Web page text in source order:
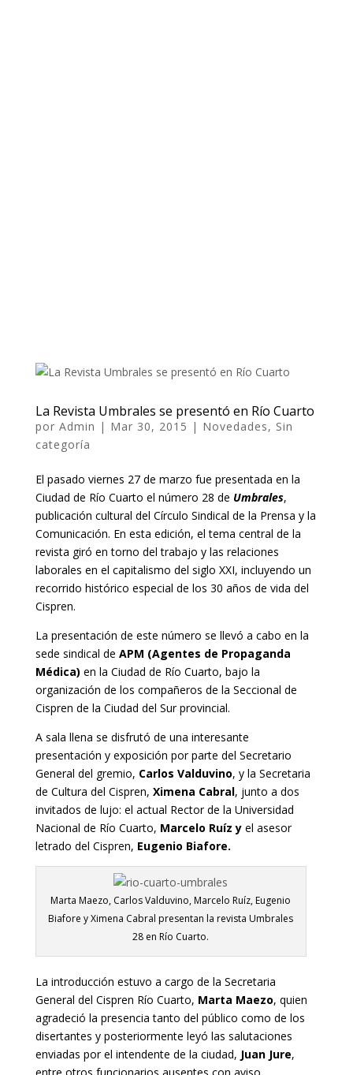
La Revista Umbrales se presentó en Río Cuarto
por Admin | Mar 30, 2015 | Novedades, Sin
categoría
El pasado viernes 27 de marzo fue presentada en la
Ciudad de Río Cuarto el número 28 de Umbrales,
publicación cultural del Círculo Sindical de la Prensa y la
Comunicación. En esta edición, el tema central de la
revista giró en torno del trabajo y las relaciones
laborales en el capitalismo del siglo XXI, incluyendo un
recorrido histórico especial de los 30 años de vida del
Cispren.
La presentación de este número se llevó a cabo en la
sede sindical de APM (Agentes de Propaganda
Médica) en la Ciudad de Río Cuarto, bajo la
organización de los compañeros de la Seccional de
Cispren de la Ciudad del Sur provincial.
A sala llena se disfrutó de una interesante
presentación y exposición por parte del Secretario
General del gremio, Carlos Valduvino, y la Secretaria
de Cultura del Cispren, Ximena Cabral, junto a dos
invitados de lujo: el actual Rector de la Universidad
Nacional de Río Cuarto, Marcelo Ruíz y el asesor
letrado del Cispren, Eugenio Biafore.
Marta Maezo, Carlos Valduvino, Marcelo Ruíz, Eugenio
Biafore y Ximena Cabral presentan la revista Umbrales
28 en Río Cuarto.
La introducción estuvo a cargo de la Secretaria
General del Cispren Río Cuarto, Marta Maezo, quien
agradeció la presencia tanto del público como de los
disertantes y posteriormente leyó las salutaciones
enviadas por el intendente de la ciudad, Juan Jure,